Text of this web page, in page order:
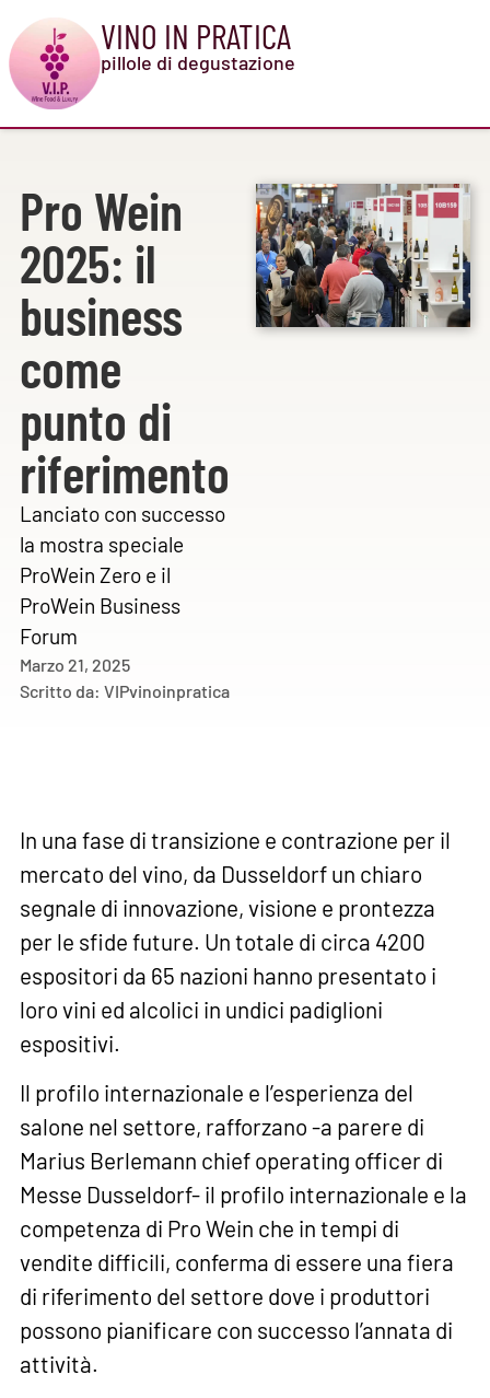
VINO IN PRATICA
pillole di degustazione
Pro Wein
2025: il
business
come
punto di
riferimento
Lanciato con successo
la mostra speciale
ProWein Zero e il
ProWein Business
Forum
Marzo 21, 2025
Scritto da: VIPvinoinpratica
In una fase di transizione e contrazione per il
mercato del vino, da Dusseldorf un chiaro
segnale di innovazione, visione e prontezza
per le sfide future. Un totale di circa 4200
espositori da 65 nazioni hanno presentato i
loro vini ed alcolici in undici padiglioni
espositivi.
Il profilo internazionale e l’esperienza del
salone nel settore, rafforzano -a parere di
Marius Berlemann chief operating officer di
Messe Dusseldorf- il profilo internazionale e la
competenza di Pro Wein che in tempi di
vendite difficili, conferma di essere una fiera
di riferimento del settore dove i produttori
possono pianificare con successo l’annata di
attività.